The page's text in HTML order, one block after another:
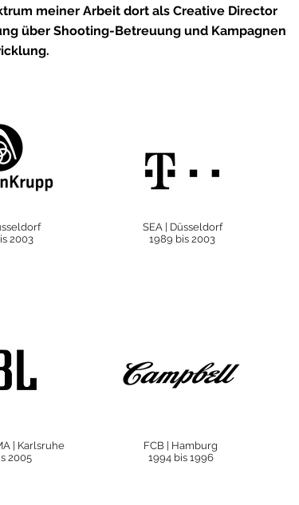
meiner Arbeit dort als Creative Director
über Shooting-Betreuung und Kampagnen
2003
SEA| Düsseldorf
1989 bis 2003
| Karlsruhe
2005
FCB | Hamburg
1994 bis 1996